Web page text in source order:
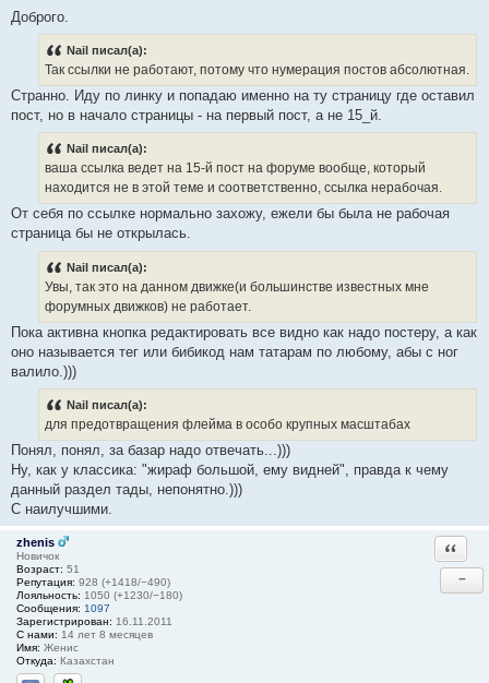
Доброго.
Nail писал(а):
Так ссылки не работают, потому что нумерация постов абсолютная.
Странно. Иду по линку и попадаю именно на ту страницу где оставил
пост, но в начало страницы - на первый пост, а не 15_й.
Nail писал(а):
ваша ссылка ведет на 15-й пост на форуме вообще, который
находится не в этой теме и соответственно, ссылка нерабочая.
От себя по ссылке нормально захожу, ежели бы была не рабочая
страница бы не открылась.
Nail писал(а):
Увы, так это на данном движке(и большинстве известных мне
форумных движков) не работает.
Пока активна кнопка редактировать все видно как надо постеру, а как
оно называется тег или бибикод нам татарам по любому, абы с ног
валило.)))
Nail писал(а):
для предотвращения флейма в особо крупных масштабах
Понял, понял, за базар надо отвечать...)))
Ну, как у классика: "жираф большой, ему видней", правда к чему
данный раздел тады, непонятно.)))
С наилучшими.
zhenis
Новичок
Возраст: 51
Репутация: 928 (+1418/−490)
Лояльность: 1050 (+1230/−180)
Сообщения: 1097
Зарегистрирован: 16.11.2011
С нами: 14 лет 8 месяцев
Имя: Женис
Откуда: Казахстан
−